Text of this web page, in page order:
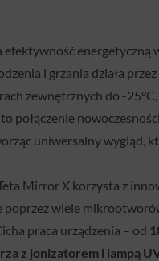
efektywność energetyczną
i grzania działa przez
zewnętrznych do -
połączenie
uniwersalny wygląd,
Mirror X korzysta z
poprzez wiele
praca urządzenia – od
z jonizatorem i lampą